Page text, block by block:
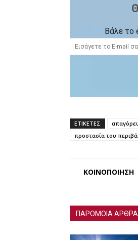
Βάλε το
ΕΤΙΚΕΤΕΣ
προστασία του
ΚΟΙΝΟΠΟΙΗΣΗ
ΠΑΡΟΜΟΙΑ ΑΡΘΡΑ